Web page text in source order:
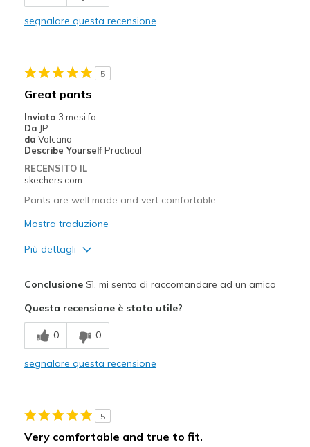
Migliori Utilizzi:
Casual Wear
Sizing Feels true to size
segnalare questa recensione
5
Great pants
Inviato 3 mesi fa
Da JP
da Volcano
Describe Yourself Practical
RECENSITO IL
skechers.com
Pants are well made and vert comfortable.
Mostra traduzione
Più dettagli
Breathe Well
Comfortable
Travel
ConclusioneSì, mi sento di raccomandare ad un amico
Questa recensione è stata utile?
0 0
segnalare questa recensione
5
Very comfortable and true to fit.